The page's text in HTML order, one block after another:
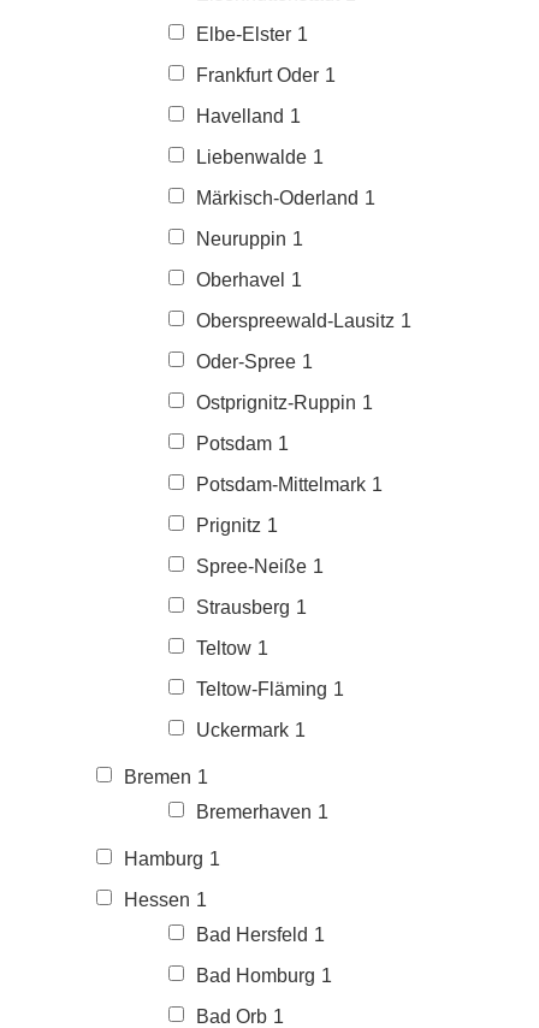
Elbe-Elster 1
Frankfurt Oder 1
Havelland 1
Liebenwalde 1
Märkisch-Oderland 1
Neuruppin 1
Oberhavel 1
Oberspreewald-Lausitz 1
Oder-Spree 1
Ostprignitz-Ruppin 1
Potsdam 1
Potsdam-Mittelmark 1
Prignitz 1
Spree-Neiße 1
Strausberg 1
Teltow 1
Teltow-Fläming 1
Uckermark 1
Bremen 1
Bremerhaven 1
Hamburg 1
Hessen 1
Bad Hersfeld 1
Bad Homburg 1
Bad Orb 1